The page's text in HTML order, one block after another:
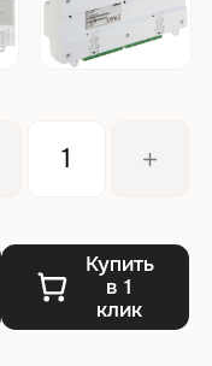
Купить
в 1
клик